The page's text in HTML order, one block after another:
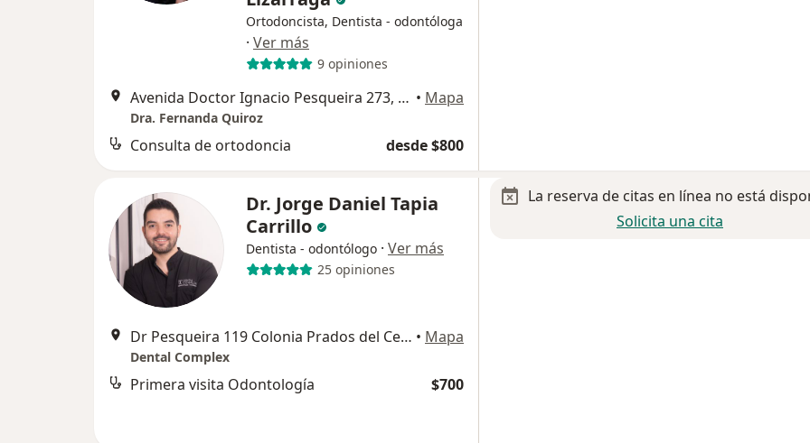
Ortodoncista, Dentista - odontóloga
· Ver más
9 opiniones
Avenida Doctor Ignacio Pesqueira 273, Hermosillo • Mapa
Dra. Fernanda Quiroz
Consulta de ortodoncia desde $800
Dr. Jorge Daniel Tapia
Carrillo
Dentista - odontólogo · Ver más
25 opiniones
Dr Pesqueira 119 Colonia Prados del Centenario, Hermosillo • Mapa
Dental Complex
Primera visita Odontología $700
La reserva de citas en línea no está
Solicita una cita